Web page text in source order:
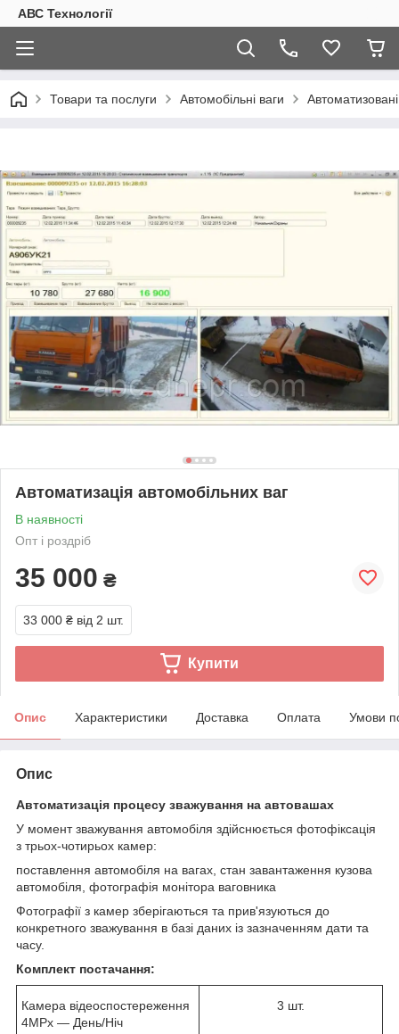
АВС Технології
Товари та послуги Автомобільні ваги
Автоматизація автомобільних ваг
В наявності
Опт і роздріб
35 000 ₴
33 000 ₴ від 2 шт.
Купити
Опис Характеристики Доставка Оплата Умови
Опис
Автоматизація процесу зважування на автовашах
У момент зважування автомобіля здійснюється фотофіксація
з трьох-чотирьох камер:
поставлення автомобіля на вагах, стан завантаження кузова
автомобіля, фотографія монітора ваговника
Фотографії з камер зберігаються та прив'язуються до
конкретного зважування в базі даних із зазначенням дати та
часу.
Комплект постачання:
Камера відеоспостереження
4MPx — День/Ніч
3 шт.